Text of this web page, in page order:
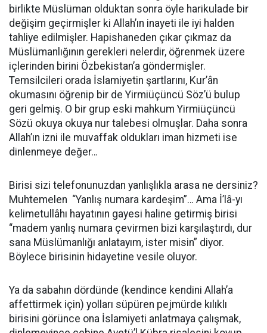
birlikte Müslüman olduktan sonra öyle harikulade bir
değişim geçirmişler ki Allah’ın inayeti ile iyi halden
tahliye edilmişler. Hapishaneden çıkar çıkmaz da
Müslümanlığının gerekleri nelerdir, öğrenmek üzere
içlerinden birini Özbekistan’a göndermişler.
Temsilcileri orada İslamiyetin şartlarını, Kur’ân
okumasını öğrenip bir de Yirmiüçüncü Söz’ü bulup
geri gelmiş. O bir grup eski mahkum Yirmiüçüncü
Sözü okuya okuya nur talebesi olmuşlar. Daha sonra
Allah’ın izni ile muvaffak oldukları iman hizmeti ise
dinlenmeye değer…
Birisi sizi telefonunuzdan yanlışlıkla arasa ne dersiniz?
Muhtemelen “Yanlış numara kardeşim”… Ama İ’lâ-yı
kelimetullâhı hayatının gayesi haline getirmiş birisi
“madem yanlış numara çevirmen bizi karşılaştırdı, dur
sana Müslümanlığı anlatayım, ister misin” diyor.
Böylece birisinin hidayetine vesile oluyor.
Ya da sabahın dördünde (kendince kendini Allah’a
affettirmek için) yolları süpüren pejmürde kılıklı
birisini görünce ona İslamiyeti anlatmaya çalışmak,